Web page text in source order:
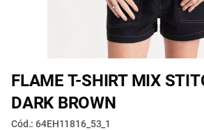
FLAME T-SHIRT MIX
DARK BROWN
Cód.: 64EH11816_53_1